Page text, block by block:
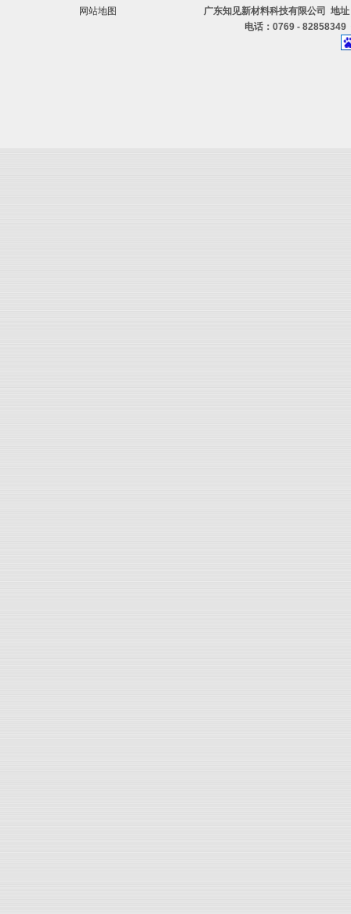
网站地图
广东知见新材料科技有限公司 地
电话：0769 -